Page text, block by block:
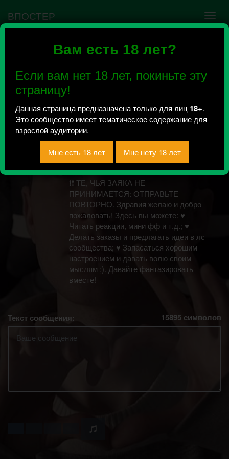
Вам есть 18 лет?
Если вам нет 18 лет, покиньте эту
страницу!
Данная страница предназначена только для лиц 18+.
Это сообщество имеет тематическое содержание для
взрослой аудитории.
ВПОСТЕР
Ошибка VK API #5
сообщества нужно авторизоваться на сервисе
повторно.
MY EVERY NIGHT 18+
| DAY6 reactions
Всего 9, за сегодня 0 сообщений
отправлено
❗❗ ТЕ, ЧЬЯ ЗАЯКА НЕ
ПРИНИМАЕТСЯ: ОТПРАВЬТЕ
ПОВТОРНО. Здравия желаю и добро
пожаловать! Здесь вы можете: ♥
Читать реакции, мини фф и т.д.; ♥
Делать заказы и предлагать идеи в лс
сообщества; ♥ Запасаться хорошим
настроением и давать волю своим
мыслям ;). Давайте фантазировать
вместе!
Текст сообщения: 15895 символов